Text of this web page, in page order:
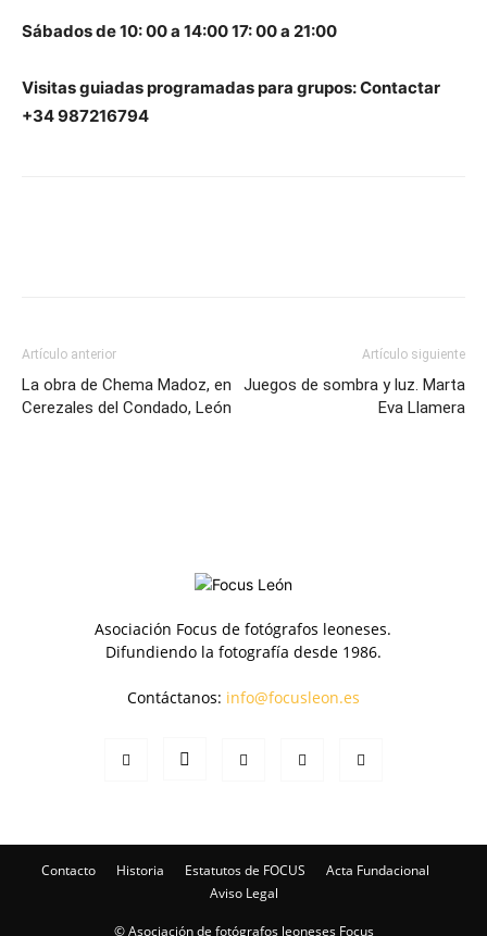
Sábados de 10: 00 a 14:00 17: 00 a 21:00
Visitas guiadas programadas para grupos: Contactar
+34 987216794
Artículo anterior
La obra de Chema Madoz, en
Cerezales del Condado, León
Artículo siguiente
Juegos de sombra y luz. Marta
Eva Llamera
Asociación Focus de fotógrafos leoneses.
Difundiendo la fotografía desde 1986.
Contáctanos: info@focusleon.es
Contacto Historia Estatutos de FOCUS
Acta Fundacional
Aviso Legal
© Asociación de fotógrafos leoneses Focus